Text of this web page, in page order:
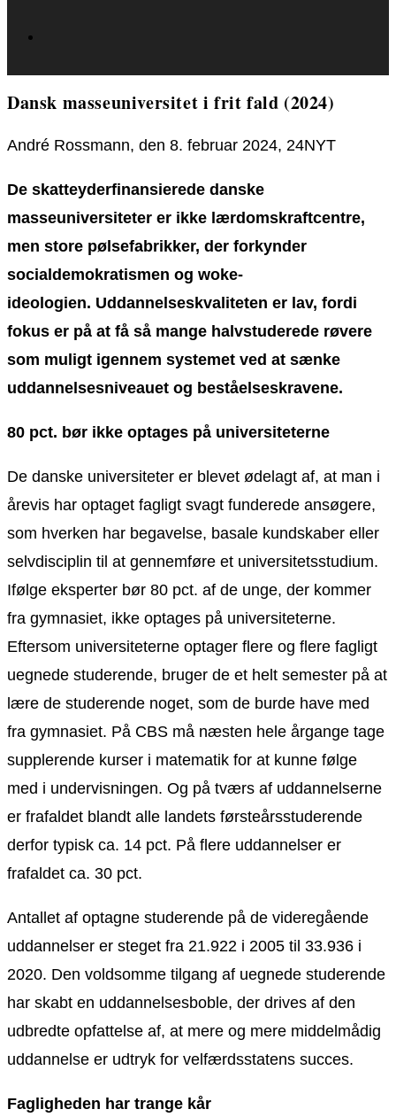
Dansk masseuniversitet i frit fald (2024)
André Rossmann, den 8. februar 2024, 24NYT
De skatteyderfinansierede danske
masseuniversiteter er ikke lærdomskraftcentre,
men store pølsefabrikker, der forkynder
socialdemokratismen og woke-
ideologien. Uddannelseskvaliteten er lav, fordi
fokus er på at få så mange halvstuderede røvere
som muligt igennem systemet ved at sænke
uddannelsesniveauet og beståelseskravene.
80 pct. bør ikke optages på universiteterne
De danske universiteter er blevet ødelagt af, at man i
årevis har optaget fagligt svagt funderede ansøgere,
som hverken har begavelse, basale kundskaber eller
selvdisciplin til at gennemføre et universitetsstudium.
Ifølge eksperter bør 80 pct. af de unge, der kommer
fra gymnasiet, ikke optages på universiteterne.
Eftersom universiteterne optager flere og flere fagligt
uegnede studerende, bruger de et helt semester på at
lære de studerende noget, som de burde have med
fra gymnasiet. På CBS må næsten hele årgange tage
supplerende kurser i matematik for at kunne følge
med i undervisningen. Og på tværs af uddannelserne
er frafaldet blandt alle landets førsteårsstuderende
derfor typisk ca. 14 pct. På flere uddannelser er
frafaldet ca. 30 pct.
Antallet af optagne studerende på de videregående
uddannelser er steget fra 21.922 i 2005 til 33.936 i
2020. Den voldsomme tilgang af uegnede studerende
har skabt en uddannelsesboble, der drives af den
udbredte opfattelse af, at mere og mere middelmådig
uddannelse er udtryk for velfærdsstatens succes.
Fagligheden har trange kår